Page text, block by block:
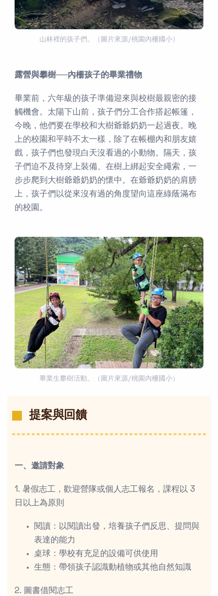
山林裡的孩子們。（圖片來源/桃園內柵國小）
露營與攀樹──內柵孩子的畢業禮物
畢業前，六年級的孩子準備迎來與校樹最親密的接
觸機會。太陽下山前，孩子們分工合作搭起帳篷，
今晚，他們要在學校和大樹爺爺奶奶一起過夜。晚
上的校園和平時不太一樣，除了在帳棚內和朋友嬉
戲，孩子們也發現白天沒看過的小動物。隔天，孩
子們迫不及待穿上裝備、在樹上綁起安全繩索，一
步步爬到大樹爺爺奶奶的懷中。在爺爺奶奶的肩膀
上，孩子們以從來沒有過的角度望向這座綠蔭滿布
的校園。
畢業生攀樹活動。（圖片來源/桃園內柵國小）
提案與回饋
一、邀請對象
1. 暑假志工，歡迎營隊或個人志工報名，課程以 3
日以上為原則
閱讀：以閱讀出發，培養孩子們反思、提問與
表達的能力
桌球：學校有充足的設備可供使用
生態：帶領孩子認識動植物或其他自然知識
2. 圖書借閱志工